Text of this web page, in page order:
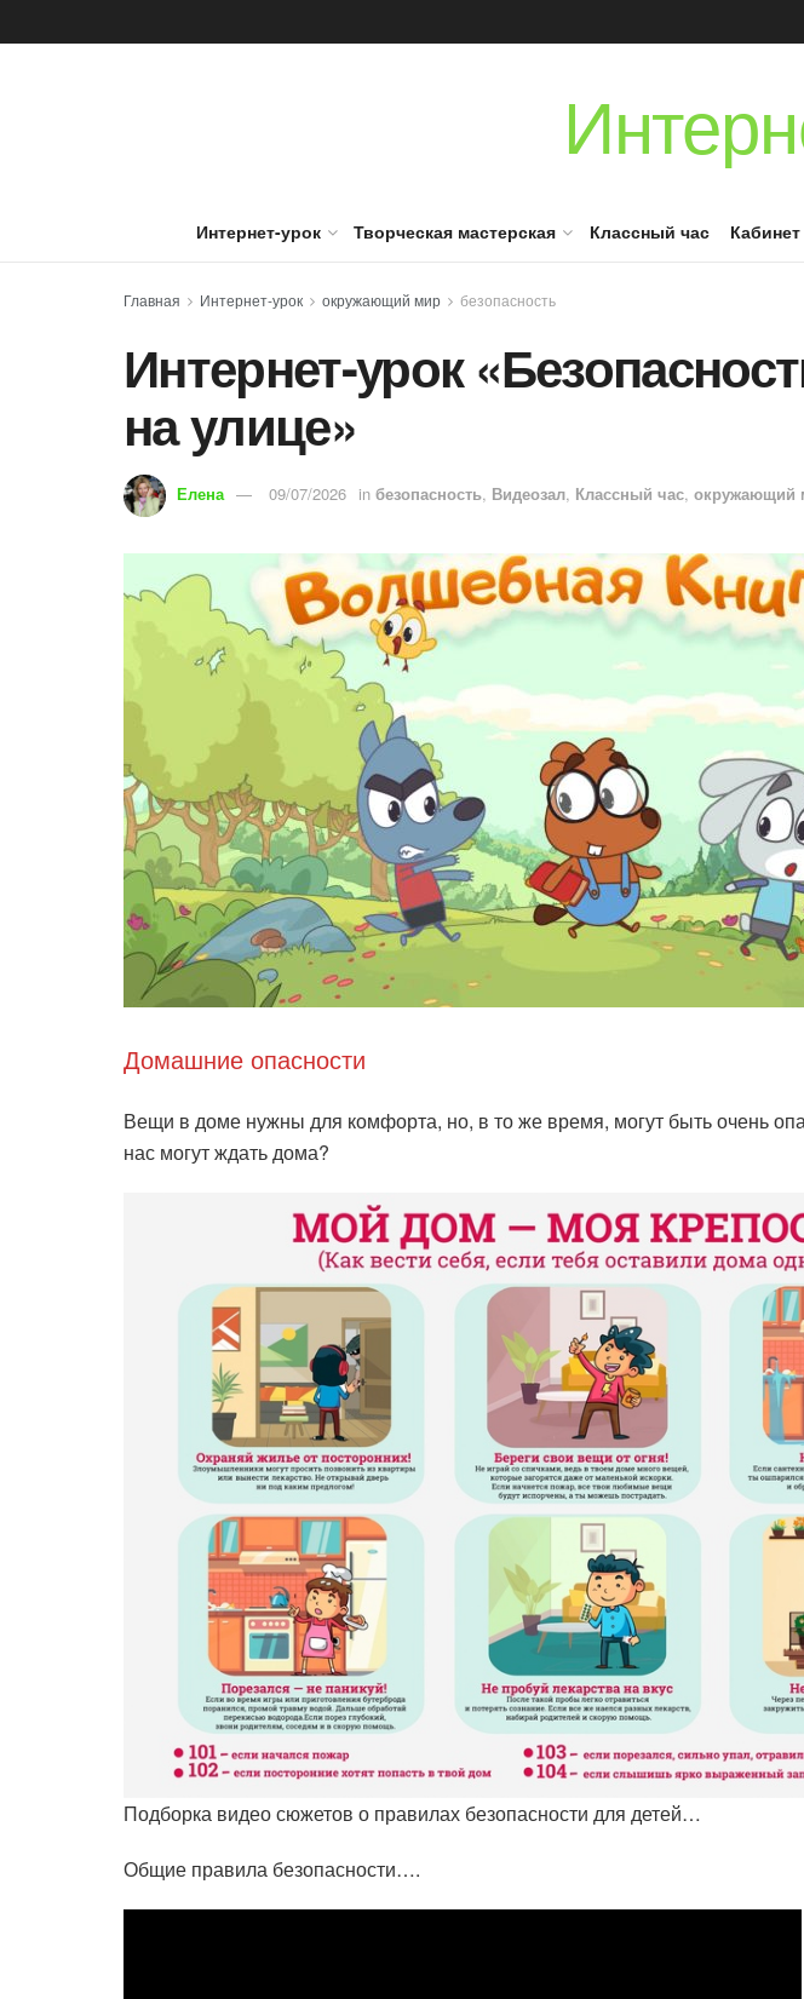
Интернет-урок Творческая мастерская Классный час
Главная Интернет-урок окружающий мир безопасность
Интернет-урок
на улице»
Елена 09/07/2026 in безопасность, Видеозал, Классный час, окружающий
Домашние опасности
Вещи в доме нужны для комфорта, но, в то же время, могут быть очень
нас могут ждать дома?
Подборка видео сюжетов о правилах безопасности для детей…
Общие правила безопасности….